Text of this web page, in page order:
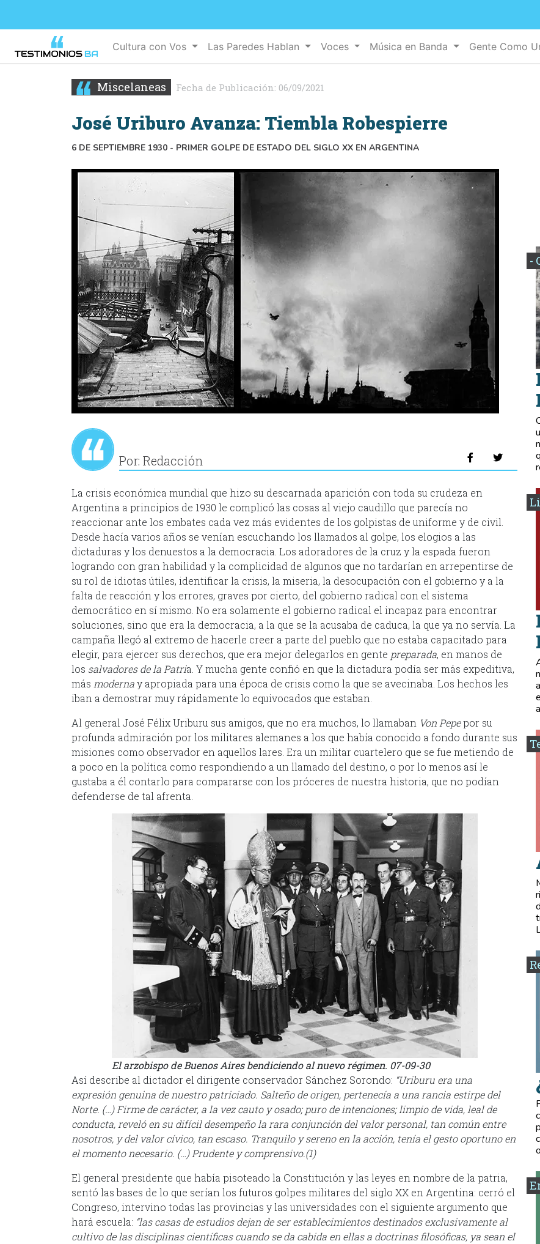
Cultura con Vos Las Paredes Hablan Voces Música en Banda Gente Como
Miscelaneas Fecha de Publicación: 06/09/2021
José Uriburo Avanza: Tiembla Robespierre
6 DE SEPTIEMBRE 1930 - PRIMER GOLPE DE ESTADO DEL SIGLO XX EN ARGENTINA
Por: Redacción
La crisis económica mundial que hizo su descarnada aparición con toda su crudeza en
Argentina a principios de 1930 le complicó las cosas al viejo caudillo que parecía no
reaccionar ante los embates cada vez más evidentes de los golpistas de uniforme y de civil.
Desde hacía varios años se venían escuchando los llamados al golpe, los elogios a las
dictaduras y los denuestos a la democracia. Los adoradores de la cruz y la espada fueron
logrando con gran habilidad y la complicidad de algunos que no tardarían en arrepentirse de
su rol de idiotas útiles, identificar la crisis, la miseria, la desocupación con el gobierno y a la
falta de reacción y los errores, graves por cierto, del gobierno radical con el sistema
democrático en sí mismo. No era solamente el gobierno radical el incapaz para encontrar
soluciones, sino que era la democracia, a la que se la acusaba de caduca, la que ya no servía. La
campaña llegó al extremo de hacerle creer a parte del pueblo que no estaba capacitado para
elegir, para ejercer sus derechos, que era mejor delegarlos en gente preparada, en manos de
los salvadores de la Patria. Y mucha gente confió en que la dictadura podía ser más expeditiva,
más modernay apropiada para una época de crisis como la que se avecinaba. Los hechos les
iban a demostrar muy rápidamente lo equivocados que estaban.
Al general José Félix Uriburu sus amigos, que no era muchos, lo llamaban Von Pepepor su
profunda admiración por los militares alemanes a los que había conocido a fondo durante sus
misiones como observador en aquellos lares. Era un militar cuartelero que se fue metiendo de
a poco en la política como respondiendo a un llamado del destino, o por lo menos así le
gustaba a él contarlo para compararse con los próceres de nuestra historia, que no podían
defenderse de tal afrenta.
El arzobispo de Buenos Aires bendiciendo al nuevo régimen. 07-09-30
Así describe al dictador el dirigente conservador Sánchez Sorondo: “Uriburu era una
expresión genuina de nuestro patriciado. Salteño de origen, pertenecía a una rancia estirpe del
Norte. (…) Firme de carácter, a la vez cauto y osado; puro de intenciones; limpio de vida, leal de
conducta, reveló en su difícil desempeño la rara conjunción del valor personal, tan común entre
nosotros, y del valor cívico, tan escaso. Tranquilo y sereno en la acción, tenía el gesto oportuno en
el momento necesario. (…) Prudente y comprensivo.(1)
El general presidente que había pisoteado la Constitución y las leyes en nombre de la patria,
sentó las bases de lo que serían los futuros golpes militares del siglo XX en Argentina: cerró el
Congreso, intervino todas las provincias y las universidades con el siguiente argumento que
hará escuela: “las casas de estudios dejan de ser establecimientos destinados exclusivamente al
cultivo de las disciplinas científicas cuando se da cabida en ellas a doctrinas filosóficas, ya sean el
-